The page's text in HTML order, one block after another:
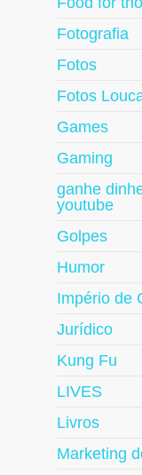
Fotografia
Fotos
Fotos
Games
Gaming
ganhe
youtube
Golpes
Humor
Império de
Jurídico
Kung Fu
LIVES
Livros
Marketing